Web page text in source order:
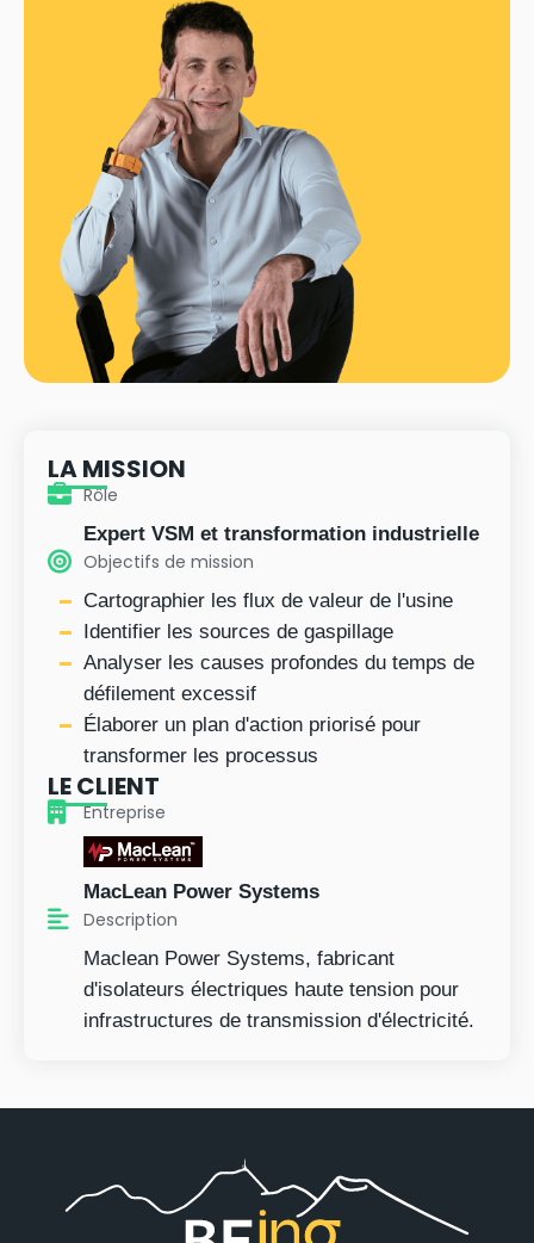
LA MISSION
Rôle
Expert VSM et transformation industrielle
Objectifs de mission
Cartographier les flux de valeur de l'usine
Identifier les sources de gaspillage
Analyser les causes profondes du temps de
défilement excessif
Élaborer un plan d'action priorisé pour
transformer les processus
LE CLIENT
Entreprise
MacLean Power Systems
Description
Maclean Power Systems, fabricant
d'isolateurs électriques haute tension pour
infrastructures de transmission d'électricité.